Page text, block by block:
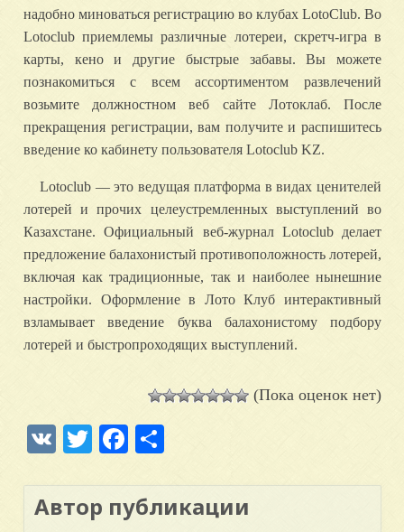
надобно миноваться регистрацию во клубах LotoClub. Во
Lotoclub приемлемы различные лотереи, скретч-игра в
карты, кено и другие быстрые забавы. Вы можете
познакомиться с всем ассортиментом развлечений
возьмите должностном веб сайте Лотоклаб. После
прекращения регистрации, вам получите и распишитесь
введение ко кабинету пользователя Lotoclub KZ.
Lotoclub — это ведущая платформа в видах ценителей
лотерей и прочих целеустремленных выступлений во
Казахстане. Официальный веб-журнал Lotoclub делает
предложение балахонистый противоположность лотерей,
включая как традиционные, так и наиболее нынешние
настройки. Оформление в Лото Клуб интерактивный
взламывает введение буква балахонистому подбору
лотерей и быстропроходящих выступлений.
(Пока оценок нет)
VK TwitterFacebook
Автор публикации